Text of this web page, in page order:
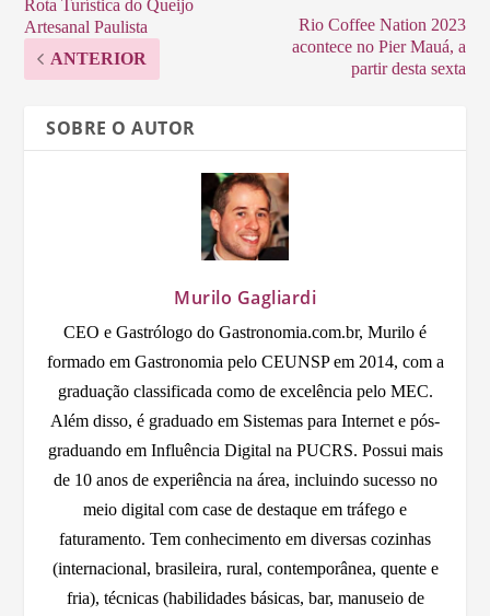
Rota Turística do Queijo
Artesanal Paulista
ANTERIOR
Rio Coffee Nation 2023
acontece no Pier Mauá, a
partir desta sexta
SOBRE O AUTOR
Murilo Gagliardi
CEO e Gastrólogo do Gastronomia.com.br, Murilo é
formado em Gastronomia pelo CEUNSP em 2014, com a
graduação classificada como de excelência pelo MEC.
Além disso, é graduado em Sistemas para Internet e pós-
graduando em Influência Digital na PUCRS. Possui mais
de 10 anos de experiência na área, incluindo sucesso no
meio digital com case de destaque em tráfego e
faturamento. Tem conhecimento em diversas cozinhas
(internacional, brasileira, rural, contemporânea, quente e
fria), técnicas (habilidades básicas, bar, manuseio de